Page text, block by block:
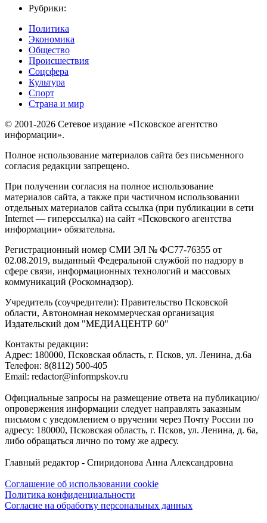
Рубрики:
Политика
Экономика
Общество
Происшествия
Соцсфера
Культура
Спорт
Страна и мир
© 2001-2026 Сетевое издание «Псковское агентство
информации».
Полное использование материалов сайта без письменного
согласия редакции запрещено.
При получении согласия на полное использование
материалов сайта, а также при частичном использовании
отдельных материалов сайта ссылка (при публикации в сети
Internet — гиперссылка) на сайт «Псковского агентства
информации» обязательна.
Регистрационный номер СМИ ЭЛ № ФС77-76355 от
02.08.2019, выданный Федеральной службой по надзору в
сфере связи, информационных технологий и массовых
коммуникаций (Роскомнадзор).
Учредитель (соучредители): Правительство Псковской
области, Автономная некоммерческая организация
Издательский дом "МЕДИАЦЕНТР 60"
Контакты редакции:
Адреc: 180000, Псковская область, г. Псков, ул. Ленина, д.6а
Телефон: 8(8112) 500-405
Email: redactor@informpskov.ru
Официальные запросы на размещение ответа на публикацию/
опровержения информации следует направлять заказным
письмом с уведомлением о вручении через Почту России по
адресу: 180000, Псковская область, г. Псков, ул. Ленина, д. 6а,
либо обращаться лично по тому же адресу.
Главный редактор - Спиридонова Анна Александровна
Соглашение об использовании cookie
Политика конфиденциальности
Согласие на обработку персональных данных